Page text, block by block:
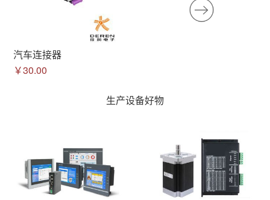
汽车连接器
￥30.00
生产设备好物